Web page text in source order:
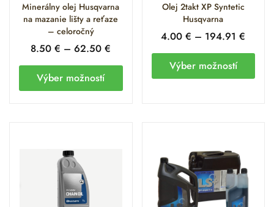
Minerálny olej Husqvarna
na mazanie lišty a reťaze
– celoročný
8.50€ – 62.50€
Výber možností
Olej 2takt XP Syntetic
Husqvarna
4.00€ – 194.91€
Výber možností